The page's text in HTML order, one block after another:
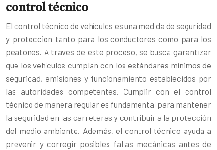
control técnico
El control técnico de vehículos es una medida de seguridad
y protección tanto para los conductores como para los
peatones. A través de este proceso, se busca garantizar
que los vehículos cumplan con los estándares mínimos de
seguridad, emisiones y funcionamiento establecidos por
las autoridades competentes. Cumplir con el control
técnico de manera regular es fundamental para mantener
la seguridad en las carreteras y contribuir a la protección
del medio ambiente. Además, el control técnico ayuda a
prevenir y corregir posibles fallas mecánicas antes de